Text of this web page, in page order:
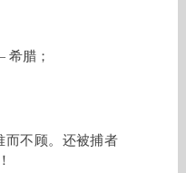
希腊；
而不顾。还被捕者